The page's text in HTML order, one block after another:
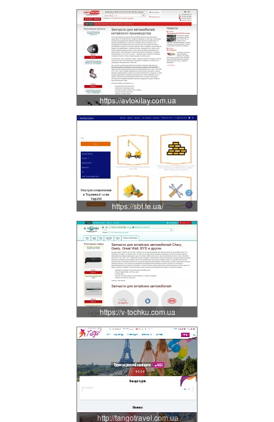
https://avtokitay.com.ua
https://sbt.te.ua/
https://v-tochku.com.ua
http://tangotravel.com.ua